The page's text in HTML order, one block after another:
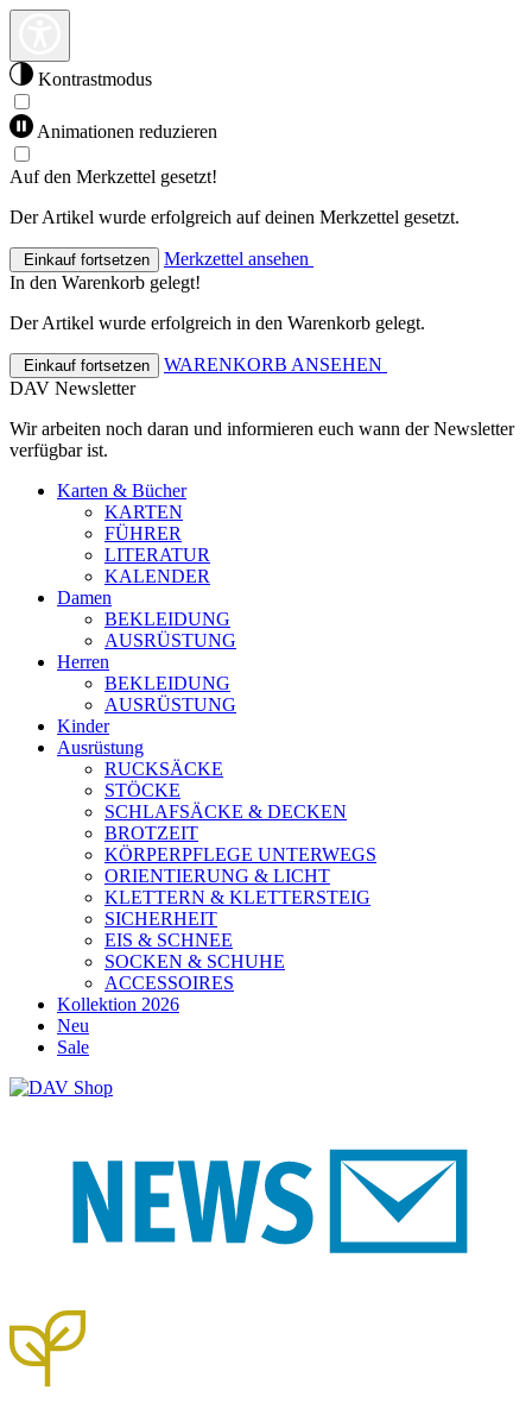
Kontrastmodus
Animationen reduzieren
Auf den Merkzettel gesetzt!
Der Artikel wurde erfolgreich auf deinen Merkzettel gesetzt.
Einkauf fortsetzen
Merkzettel ansehen
In den Warenkorb gelegt!
Der Artikel wurde erfolgreich in den Warenkorb gelegt.
Einkauf fortsetzen
WARENKORB ANSEHEN
DAV Newsletter
Wir arbeiten noch daran und informieren euch wann der Newsletter
verfügbar ist.
Karten & Bücher
KARTEN
FÜHRER
LITERATUR
KALENDER
Damen
BEKLEIDUNG
AUSRÜSTUNG
Herren
BEKLEIDUNG
AUSRÜSTUNG
Kinder
Ausrüstung
RUCKSÄCKE
STÖCKE
SCHLAFSÄCKE & DECKEN
BROTZEIT
KÖRPERPFLEGE UNTERWEGS
ORIENTIERUNG & LICHT
KLETTERN & KLETTERSTEIG
SICHERHEIT
EIS & SCHNEE
SOCKEN & SCHUHE
ACCESSOIRES
Kollektion 2026
Neu
Sale